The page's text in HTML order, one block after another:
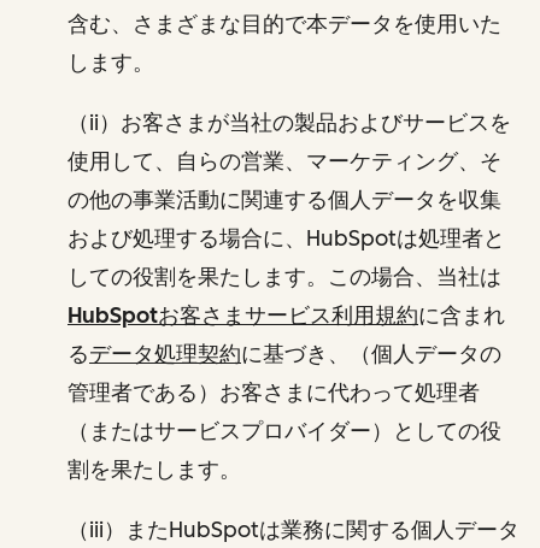
含む、さまざまな目的で本データを使用いた
します。
（ii）お客さまが当社の製品およびサービスを
使用して、自らの営業、マーケティング、そ
の他の事業活動に関連する個人データを収集
および処理する場合に、HubSpotは処理者と
しての役割を果たします。この場合、当社は
HubSpotお客さまサービス利用規約に含まれ
るデータ処理契約に基づき、（個人データの
管理者である）お客さまに代わって処理者
（またはサービスプロバイダー）としての役
割を果たします。
（iii）またHubSpotは業務に関する個人データ